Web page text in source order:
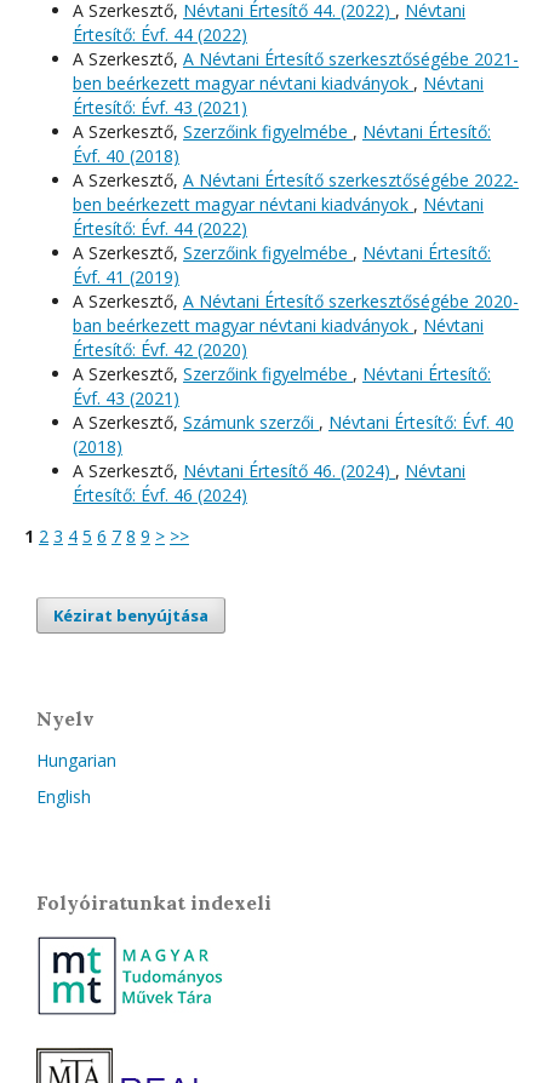
A Szerkesztő, Névtani Értesítő 44. (2022) , Névtani
Értesítő: Évf. 44 (2022)
A Szerkesztő, A Névtani Értesítő szerkesztőségébe 2021-
ben beérkezett magyar névtani kiadványok , Névtani
Értesítő: Évf. 43 (2021)
A Szerkesztő, Szerzőink figyelmébe , Névtani Értesítő:
Évf. 40 (2018)
A Szerkesztő, A Névtani Értesítő szerkesztőségébe 2022-
ben beérkezett magyar névtani kiadványok , Névtani
Értesítő: Évf. 44 (2022)
A Szerkesztő, Szerzőink figyelmébe , Névtani Értesítő:
Évf. 41 (2019)
A Szerkesztő, A Névtani Értesítő szerkesztőségébe 2020-
ban beérkezett magyar névtani kiadványok , Névtani
Értesítő: Évf. 42 (2020)
A Szerkesztő, Szerzőink figyelmébe , Névtani Értesítő:
Évf. 43 (2021)
A Szerkesztő, Számunk szerzői , Névtani Értesítő: Évf. 40
(2018)
A Szerkesztő, Névtani Értesítő 46. (2024) , Névtani
Értesítő: Évf. 46 (2024)
1 2 3 4 5 6 7 8 9 > >>
Kézirat benyújtása
Nyelv
Hungarian
English
Folyóiratunkat indexeli